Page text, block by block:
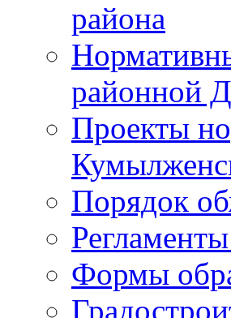
района
районной
Проекты
Порядок
Формы